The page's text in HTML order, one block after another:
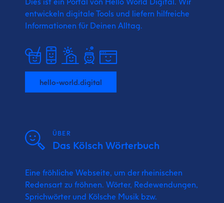
entwickeln digitale Tools und liefern hilfreiche
Informationen für Deinen Alltag.
hello-world.digital
ÜBER
Das Kölsch Wörterbuch
Eine fröhliche Webseite, um der rheinischen
Redensart zu fröhnen. Wörter, Redewendungen,
Sprichwörter und Kölsche Musik bzw.